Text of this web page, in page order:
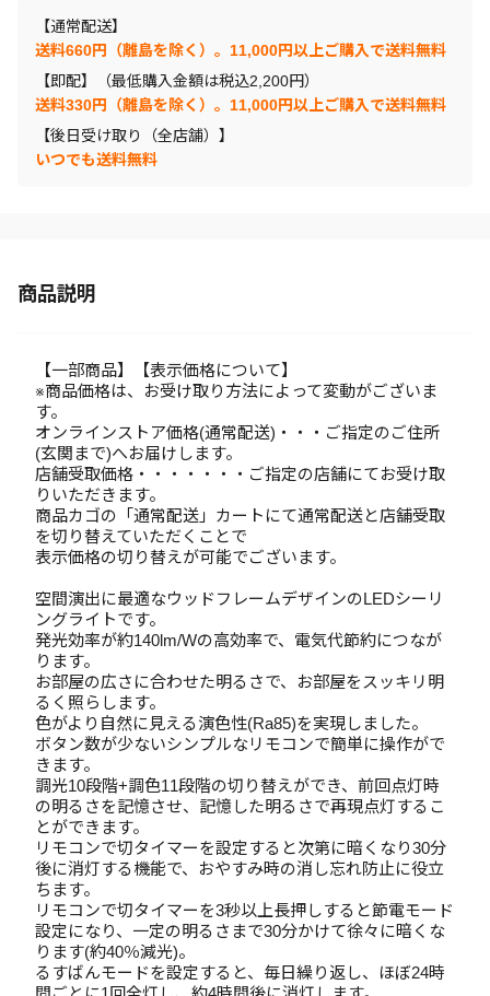
【通常配送】
送料660円（離島を除く）。11,000円以上ご購入で送料無料
【即配】（最低購入金額は税込2,200円）
送料330円（離島を除く）。11,000円以上ご購入で送料無料
【後日受け取り（全店舗）】
いつでも送料無料
商品説明
【一部商品】【表示価格について】
※商品価格は、お受け取り方法によって変動がございま
す。
オンラインストア価格(通常配送)・・・ご指定のご住所
(玄関まで)へお届けします。
店舗受取価格・・・・・・・ご指定の店舗にてお受け取
りいただきます。
商品カゴの「通常配送」カートにて通常配送と店舗受取
を切り替えていただくことで
表示価格の切り替えが可能でございます。
空間演出に最適なウッドフレームデザインのLEDシーリ
ングライトです。
発光効率が約140lm/Wの高効率で、電気代節約につなが
ります。
お部屋の広さに合わせた明るさで、お部屋をスッキリ明
るく照らします。
色がより自然に見える演色性(Ra85)を実現しました。
ボタン数が少ないシンプルなリモコンで簡単に操作がで
きます。
調光10段階+調色11段階の切り替えができ、前回点灯時
の明るさを記憶させ、記憶した明るさで再現点灯するこ
とができます。
リモコンで切タイマーを設定すると次第に暗くなり30分
後に消灯する機能で、おやすみ時の消し忘れ防止に役立
ちます。
リモコンで切タイマーを3秒以上長押しすると節電モード
設定になり、一定の明るさまで30分かけて徐々に暗くな
ります(約40％減光)。
るすばんモードを設定すると、毎日繰り返し、ほぼ24時